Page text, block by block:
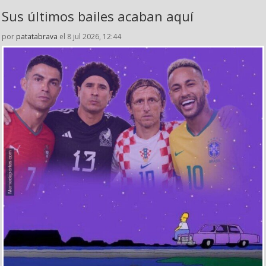
Sus últimos bailes acaban aquí
por patatabrava el 8 jul 2026, 12:44